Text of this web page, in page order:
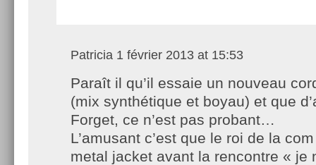
Patricia 1 février 2013 at 15:53
Paraît il qu’il essaie un nouveau
(mix synthétique et boyau) et que
Forget, ce n’est pas probant…
L’amusant c’est que le roi de la
metal jacket avant la rencontre « je